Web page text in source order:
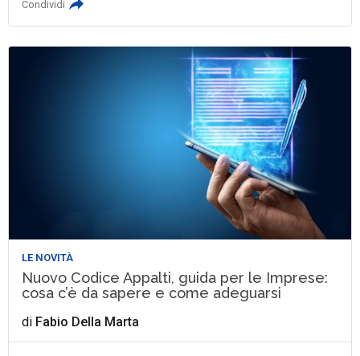
Condividi
LE NOVITÀ
Nuovo Codice Appalti, guida per le Imprese:
cosa c’è da sapere e come adeguarsi
di Fabio Della Marta